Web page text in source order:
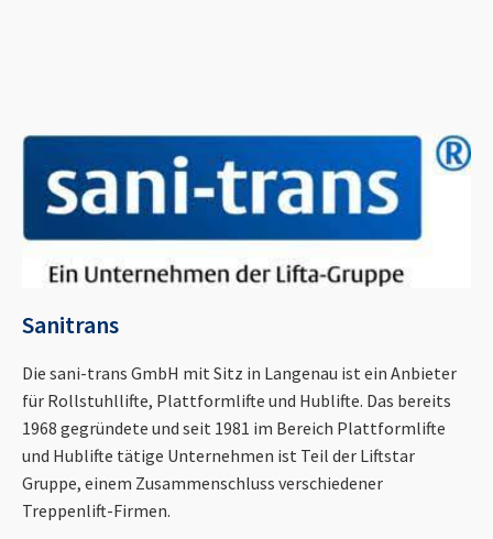
Sanitrans
Die sani-trans GmbH mit Sitz in Langenau ist ein Anbieter
für Rollstuhllifte, Plattformlifte und Hublifte. Das bereits
1968 gegründete und seit 1981 im Bereich Plattformlifte
und Hublifte tätige Unternehmen ist Teil der Liftstar
Gruppe, einem Zusammenschluss verschiedener
Treppenlift-Firmen.